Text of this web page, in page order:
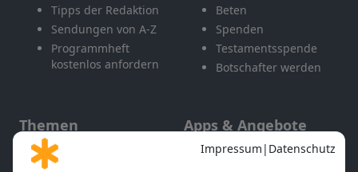
Tipps der Redaktion
Sendungen von A-Z
Programmheft
kostenlos anfordern
Beten
Spenden
Testamentsspende
Botschafter werden
Themen
Gott und Bibel erklärt
Apps & Angebote